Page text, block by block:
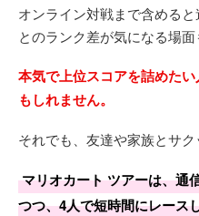
オンライン対戦まで含める
とのランク差が気になる場面
本気で上位スコアを詰めた
もしれません。
それでも、友達や家族とサク
マリオカート ツアーは、通
つつ、4人で短時間にレース